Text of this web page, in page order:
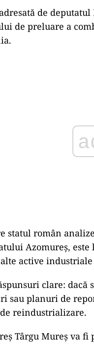
de
de preluare a
statul român
Azomureș, este
active
clare:
sau planuri de
reindustrializare.
Târgu Mureș va fi